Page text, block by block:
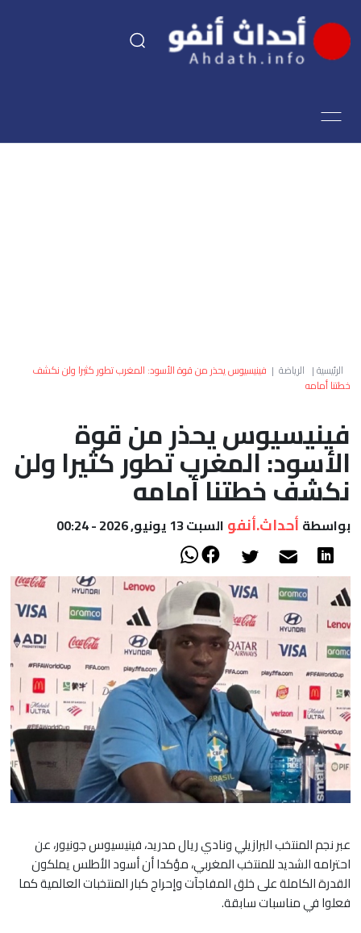
اقتصاد
العالم
الصحراء
الرئيسية| الرياضة | فينيسيوس يحذر من قوة الأسود: المغرب تطور كثيرا ولن نكشف
خطتنا أمامه
فينيسيوس يحذر من قوة
الأسود: المغرب تطور كثيرا ولن
نكشف خطتنا أمامه
بواسطة أحداث.أنفو السبت 13 يونيو, 2026 - 00:24
عبر نجم المنتخب البرازيلي ونادي ريال مدريد، فينيسيوس جونيور، عن
احترامه الشديد للمنتخب المغربي، مؤكدا أن أسود الأطلس يملكون
القدرة الكاملة على خلق المفاجآت وإحراج كبار المنتخبات العالمية كما
فعلوا في مناسبات سابقة.